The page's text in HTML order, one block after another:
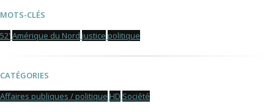
MOTS-CLÉS
52' Amérique du Nord justice politique
CATÉGORIES
Affaires publiques / politique HD Société